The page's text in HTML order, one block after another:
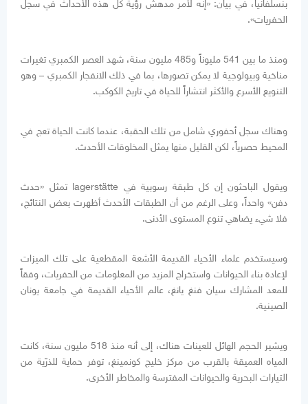
بنسلفانيا، في بيان: «إنه لأمر مدهش رؤية كل هذه الأحداث في سجل
الحفريات».
ومنذ ما بين 541 مليوناً و485 مليون سنة، شهد العصر الكمبري تغيرات
مناخية وبيولوجية لا يمكن تصورها، بما في ذلك الانفجار الكمبري – وهو
التنويع الأسرع والأكثر انتشاراً للحياة في تاريخ الكوكب.
وهناك سجل أحفوري شامل من تلك الحقبة، عندما كانت الحياة تعج في
المحيط حصرياً، لكن القليل منها يمثل المخلوقات الأحدث.
ويقول الباحثون إن كل طبقة رسوبية في lagerstätte تمثل «حدث
دفن» واحداً، وعلى الرغم من أن الطبقات الأحدث أظهرت بعض النتائج،
فلا شيء يضاهي تنوع المستوى الأدنى.
وسيستخدم علماء الأحياء القديمة الأشعة المقطعية على تلك الميزات
لإعادة بناء الحيوانات واستخراج المزيد من المعلومات من الحفريات، وفقاً
للمعد المشارك سيان فنغ يانغ، عالم الأحياء القديمة في جامعة يونان
الصينية.
ويشير الحجم الهائل للعينات هناك، إلى أنه منذ 518 مليون سنة، كانت
المياه العميقة بالقرب من مركز خليج كونمينغ، توفر حماية للذرّية من
التيارات البحرية والحيوانات المفترسة والمخاطر الأخرى.